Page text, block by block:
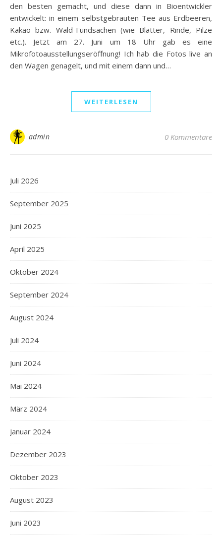
den besten gemacht, und diese dann in Bioentwickler
entwickelt: in einem selbstgebrauten Tee aus Erdbeeren,
Kakao bzw. Wald-Fundsachen (wie Blätter, Rinde, Pilze
etc.). Jetzt am 27. Juni um 18 Uhr gab es eine
Mikrofotoausstellungseröffnung! Ich hab die Fotos live an
den Wagen genagelt, und mit einem dann und…
WEITERLESEN
admin 0 Kommentare
Juli 2026
September 2025
Juni 2025
April 2025
Oktober 2024
September 2024
August 2024
Juli 2024
Juni 2024
Mai 2024
März 2024
Januar 2024
Dezember 2023
Oktober 2023
August 2023
Juni 2023